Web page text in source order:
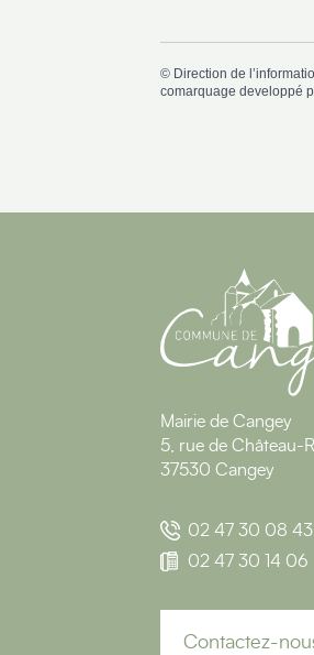
© Direction de
comarquage developpé
Mairie de Cangey
5, rue de Château-
37530 Cangey
02 47 30 08 43
02 47 30 14 06
Contactez-